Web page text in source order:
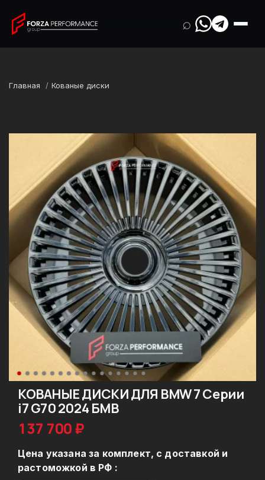
⌕
Главная Кованые диски
КОВАНЫЕ ДИСКИ ДЛЯ BMW 7 Серии
i7 G70 2024 БМВ
137 700 ₽
Цена указана за комплект, с доставкой и
растоможкой в РФ :
BMW